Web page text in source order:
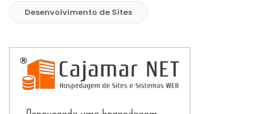
Desenvolvimento de Sites